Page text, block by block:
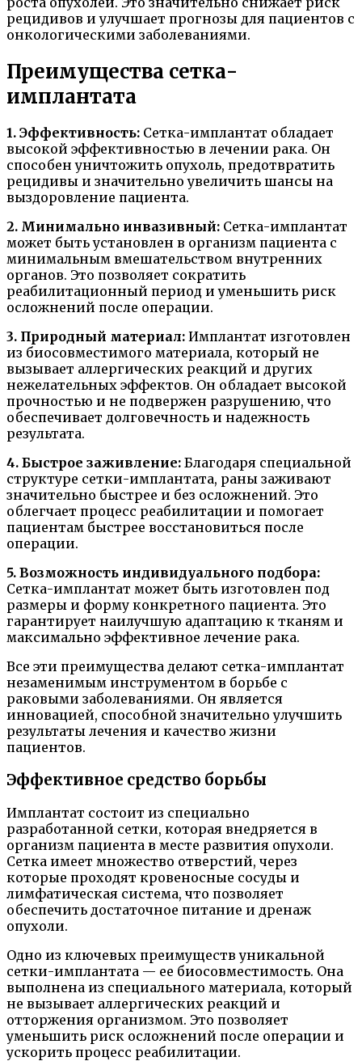
рецидивов и улучшает прогнозы для пациентов с
онкологическими заболеваниями.
Преимущества сетка-
имплантата
1. Эффективность: Сетка-имплантат обладает
высокой эффективностью в лечении рака. Он
способен уничтожить опухоль, предотвратить
рецидивы и значительно увеличить шансы на
выздоровление пациента.
2. Минимально инвазивный: Сетка-имплантат
может быть установлен в организм пациента с
минимальным вмешательством внутренних
органов. Это позволяет сократить
реабилитационный период и уменьшить риск
осложнений после операции.
3. Природный материал: Имплантат изготовлен
из биосовместимого материала, который не
вызывает аллергических реакций и других
нежелательных эффектов. Он обладает высокой
прочностью и не подвержен разрушению, что
обеспечивает долговечность и надежность
результата.
4. Быстрое заживление: Благодаря специальной
структуре сетки-имплантата, раны заживают
значительно быстрее и без осложнений. Это
облегчает процесс реабилитации и помогает
пациентам быстрее восстановиться после
операции.
5. Возможность индивидуального подбора:
Сетка-имплантат может быть изготовлен под
размеры и форму конкретного пациента. Это
гарантирует наилучшую адаптацию к тканям и
максимально эффективное лечение рака.
Все эти преимущества делают сетка-имплантат
незаменимым инструментом в борьбе с
раковыми заболеваниями. Он является
инновацией, способной значительно улучшить
результаты лечения и качество жизни
пациентов.
Эффективное средство борьбы
Имплантат состоит из специально
разработанной сетки, которая внедряется в
организм пациента в месте развития опухоли.
Сетка имеет множество отверстий, через
которые проходят кровеносные сосуды и
лимфатическая система, что позволяет
обеспечить достаточное питание и дренаж
опухоли.
Одно из ключевых преимуществ уникальной
сетки-имплантата — ее биосовместимость. Она
выполнена из специального материала, который
не вызывает аллергических реакций и
отторжения организмом. Это позволяет
уменьшить риск осложнений после операции и
ускорить процесс реабилитации.